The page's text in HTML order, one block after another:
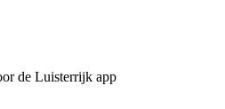
de Luisterrijk app